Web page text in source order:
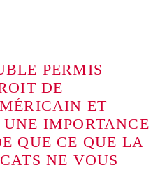
PERMIS
DE
ET
IMPORTANCE
QUE CE QUE LA
NE VOUS